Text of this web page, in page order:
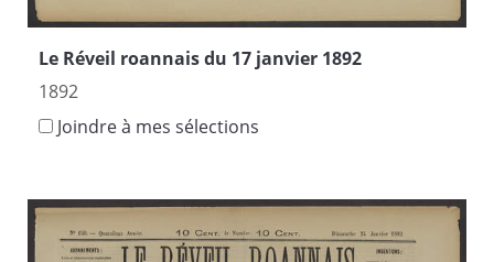
Le Réveil roannais du 17 janvier 1892
1892
Joindre à mes sélections